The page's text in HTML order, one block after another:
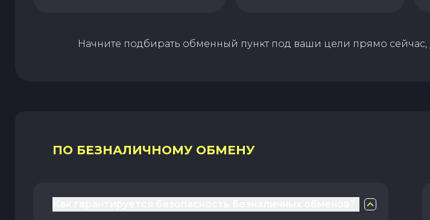
Начните подбирать обменный пункт под ваши цели прямо сейчас,
ПО БЕЗНАЛИЧНОМУ ОБМЕНУ